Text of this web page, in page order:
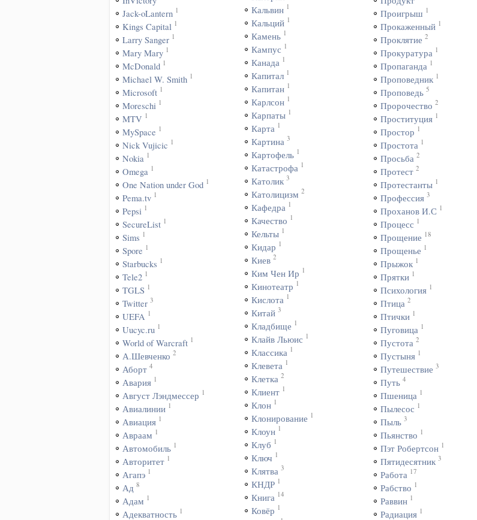
Jack-oLantern 1
Kings Capital 1
Larry Sanger 1
Mary Mary 1
McDonald 1
Michael W. Smith 1
Microsoft 1
Moreschi 1
MTV 1
MySpace 1
Nick Vujicic 1
Nokia 1
Omega 1
One Nation under God 1
Pema.tv 1
Pepsi 1
SecureList 1
Sims 1
Spore 1
Starbucks 1
Tele2 1
TGLS 1
Twitter 3
UEFA 1
Uucyc.ru 1
World of Warcraft 1
А.Шевченко 2
Аборт 4
Авария 1
Август Лэндмессер 1
Авиалинии 1
Авиация 1
Авраам 1
Автомобиль 1
Авторитет 1
Агапэ 1
Ад 8
Адам 1
Адекватность 1
Кальвин 1
Кальций 1
Камень 1
Кампус 1
Канада 1
Капитал 1
Капитан 1
Карлсон 1
Карпаты 1
Карта 1
Картина 3
Картофель 1
Катастрофа 1
Католик 3
Католицизм 2
Кафедра 1
Качество 1
Кельты 1
Кидар 1
Киев 2
Ким Чен Ир 1
Кинотеатр 1
Кислота 1
Китай 3
Кладбище 1
Клайв Льюис 1
Классика 1
Клевета 1
Клетка 2
Клиент 1
Клон 1
Клонирование 1
Клоун 1
Клуб 1
Ключ 1
Клятва 3
КНДР 1
Книга 14
Ковёр 1
Проигрыш 1
Прокаженный 1
Проклятие 2
Прокуратура 1
Пропаганда 1
Проповедник 1
Проповедь 5
Пророчество 2
Проституция 1
Простор 1
Простота 1
Просьба 2
Протест 2
Протестанты 1
Профессия 3
Проханов И.С 1
Процесс 1
Прощение 18
Прощенье 1
Прыжок 1
Прятки 1
Психология 1
Птица 2
Птички 1
Пуговица 1
Пустота 2
Пустыня 1
Путешествие 3
Путь 4
Пшеница 1
Пылесос 1
Пыль 3
Пьянство 1
Пэт Робертсон 1
Пятидесятник 3
Работа 17
Рабство 1
Раввин 1
Радиация 1